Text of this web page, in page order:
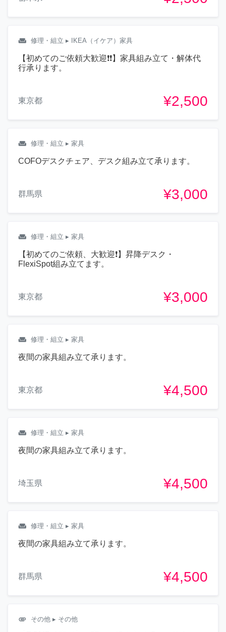
weekend 修理・組立 ▸ IKEA（イケア）家具
【初めてのご依頼大歓迎❗❗】家具組み立て・解体代
行承ります。
東京都 ¥2,500
weekend 修理・組立 ▸ 家具
COFOデスクチェア、デスク組み立て承ります。
群馬県 ¥3,000
weekend 修理・組立 ▸ 家具
【初めてのご依頼、大歓迎❗】昇降デスク・
FlexiSpot組み立てます。
東京都 ¥3,000
weekend 修理・組立 ▸ 家具
夜間の家具組み立て承ります。
東京都 ¥4,500
weekend 修理・組立 ▸ 家具
夜間の家具組み立て承ります。
埼玉県 ¥4,500
weekend 修理・組立 ▸ 家具
夜間の家具組み立て承ります。
群馬県 ¥4,500
attachment その他 ▸ その他